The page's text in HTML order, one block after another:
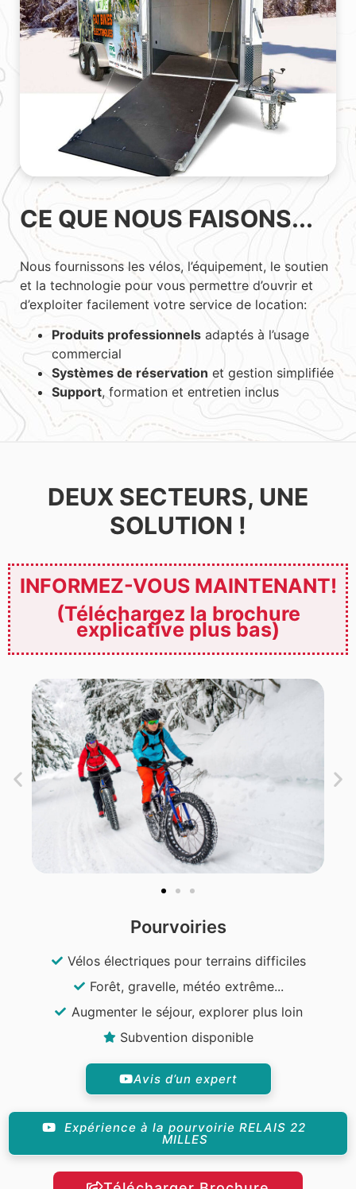
CE QUE NOUS FAISONS...
Nous fournissons les vélos, l’équipement, le soutien
et la technologie pour vous permettre d’ouvrir et
d’exploiter facilement votre service de location:
Produits professionnels adaptés à l’usage
commercial
Systèmes de réservation et gestion simplifiée
Support, formation et entretien inclus
DEUX SECTEURS, UNE
SOLUTION !
INFORMEZ-VOUS MAINTENANT!
(Téléchargez la brochure
explicative plus bas)
Pourvoiries
Vélos électriques pour terrains difficiles
Forêt, gravelle, météo extrême...
Augmenter le séjour, explorer plus loin
Subvention disponible
Avis d’un expert
Expérience à la pourvoirie RELAIS 22
MILLES